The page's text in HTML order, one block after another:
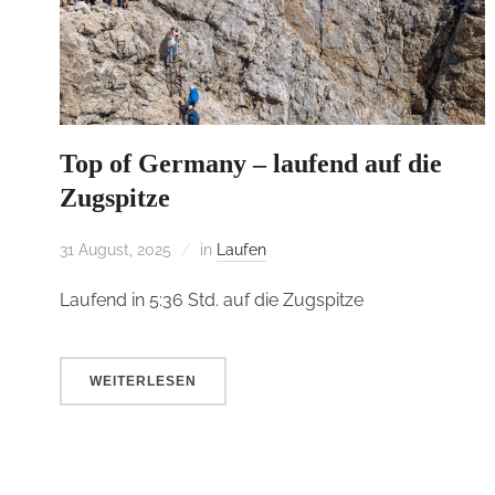
Top of Germany – laufend auf die
Zugspitze
31 August, 2025 in Laufen
Laufend in 5:36 Std. auf die Zugspitze
WEITERLESEN